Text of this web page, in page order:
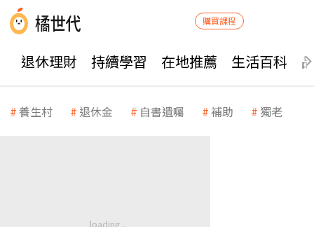
購買課程
退休理財 持續學習 在地推薦 生活百科
養生村 退休金 自書遺囑 補助 獨老